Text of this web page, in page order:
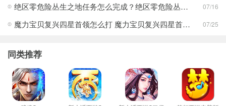
绝区零危险丛生之地任务怎么完成？绝区零危险丛生之地任务完成攻略 07/16
魔力宝贝复兴四星首领怎么打 魔力宝贝复兴四星首领打法合集 07/25
同类推荐